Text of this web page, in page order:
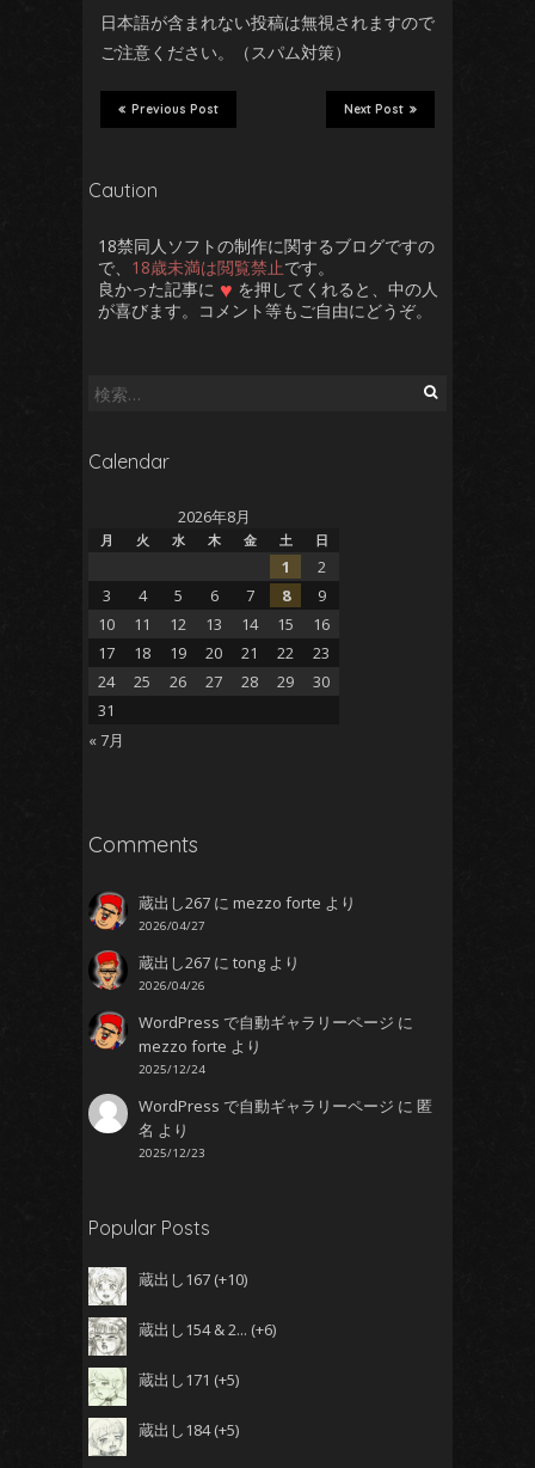
日本語が含まれない投稿は無視されますので
ご注意ください。（スパム対策）
Next Post
Previous Post
Caution
18禁同人ソフトの制作に関するブログですの
で、 18歳未満は閲覧禁止です。
良かった記事に ♥ を押してくれると、中の人
が喜びます。コメント等もご自由にどうぞ。
検
Calendar
2026年8月
月 火 水 木 金 土 日
1
2
3
4 5 6 7 8
9
10
11 12 13 14 15
16
17
18 19 20 21 22
23
24
25 26 27 28 29
30
31
« 7月
Comments
蔵出し267 にmezzo forte より
2026/04/27
蔵出し267 にtong より
2026/04/26
WordPress で自動ギャラリーページ に
mezzo forte より
2025/12/24
WordPress で自動ギャラリーページ に匿
名 より
2025/12/23
Popular Posts
蔵出し167 +10
蔵出し154 & 2... +6
蔵出し171 +5
蔵出し184 +5